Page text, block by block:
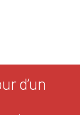
d’un